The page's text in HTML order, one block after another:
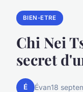
BIEN-ETRE
Chi Nei
secret
É Évan18